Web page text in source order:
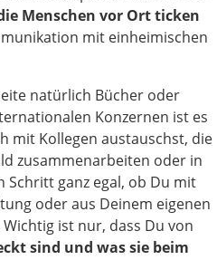
Menschen vor Ort ticken
mit einheimischen
natürlich Bücher oder
Konzernen ist es
mit Kollegen austauschst, die
zusammenarbeiten oder in
Schritt ganz egal, ob Du mit
oder aus Deinem eigenen
ist nur, dass Du von
sind und was sie beim